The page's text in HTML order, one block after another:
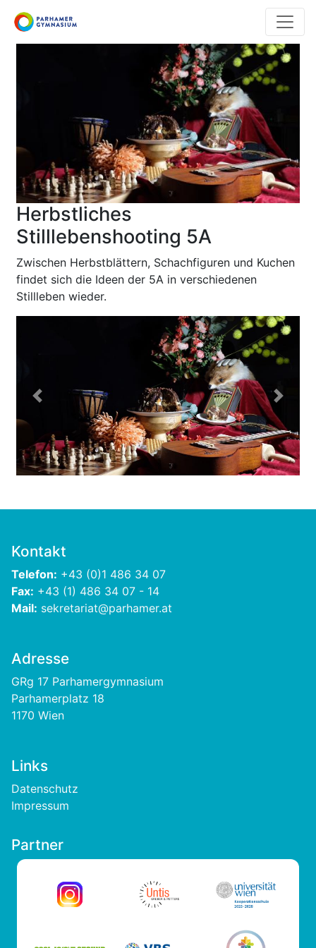
Direkt
zum
Inhalt
Herbstliches
Stilllebenshooting 5A
Zwischen Herbstblättern, Schachfiguren und Kuchen
findet sich die Ideen der 5A in verschiedenen
Stillleben wieder.
Previous Next
Kontakt
Telefon: +43 (0)1 486 34 07
Fax: +43 (1) 486 34 07 - 14
Mail: sekretariat@parhamer.at
Adresse
GRg 17 Parhamergymnasium
Parhamerplatz 18
1170 Wien
Links
Footer
Datenschutz
Impressum
Partner